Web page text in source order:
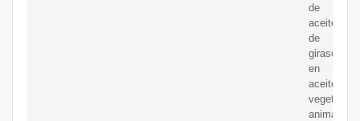
de
aceite
de
girasol
en
aceite
vegetal
animal,